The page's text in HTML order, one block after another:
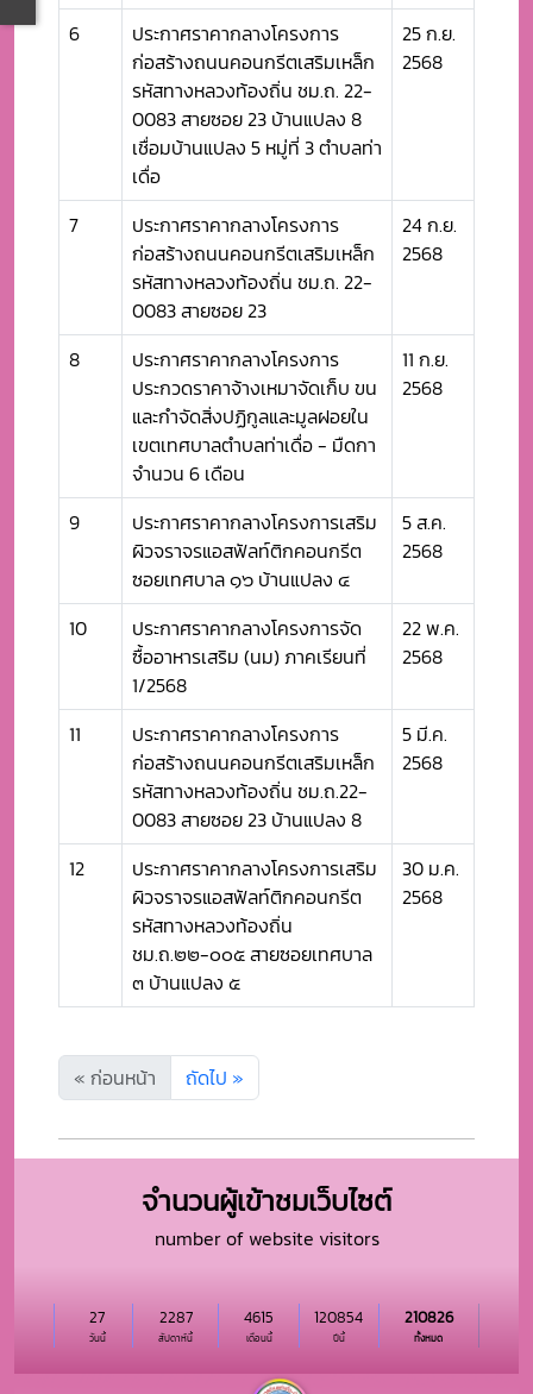
6
ประกาศราคากลางโครงการ
ก่อสร้างถนนคอนกรีตเสริมเหล็ก
รหัสทางหลวงท้องถิ่น ชม.ถ. 22-
0083 สายซอย 23 บ้านแปลง 8
เชื่อมบ้านแปลง 5 หมู่ที่ 3 ตำบลท่า
เดื่อ
25 ก.ย.
2568
7
ประกาศราคากลางโครงการ
ก่อสร้างถนนคอนกรีตเสริมเหล็ก
รหัสทางหลวงท้องถิ่น ชม.ถ. 22-
0083 สายซอย 23
24 ก.ย.
2568
8
ประกาศราคากลางโครงการ
ประกวดราคาจ้างเหมาจัดเก็บ ขน
และกำจัดสิ่งปฏิกูลและมูลฝอยใน
เขตเทศบาลตำบลท่าเดื่อ - มืดกา
จำนวน 6 เดือน
11 ก.ย.
2568
9
ประกาศราคากลางโครงการเสริม
ผิวจราจรแอสฟัลท์ติกคอนกรีต
ซอยเทศบาล ๑๖ บ้านแปลง ๔
5 ส.ค.
2568
10
ประกาศราคากลางโครงการจัด
ซื้ออาหารเสริม (นม) ภาคเรียนที่
1/2568
22 พ.ค.
2568
11
ประกาศราคากลางโครงการ
ก่อสร้างถนนคอนกรีตเสริมเหล็ก
รหัสทางหลวงท้องถิ่น ชม.ถ.22-
0083 สายซอย 23 บ้านแปลง 8
5 มี.ค.
2568
12
ประกาศราคากลางโครงการเสริม
ผิวจราจรแอสฟัลท์ติกคอนกรีต
รหัสทางหลวงท้องถิ่น
ชม.ถ.๒๒-๐๐๕ สายซอยเทศบาล
๓ บ้านแปลง ๕
30 ม.ค.
2568
« ก่อนหน้า ถัดไป »
จำนวนผู้เข้าชมเว็บไซต์
number of website visitors
วันนี้
27
สัปดาห์นี้
2287
เดือนนี้
4615
ปีนี้
120854
ทั้งหมด
210826